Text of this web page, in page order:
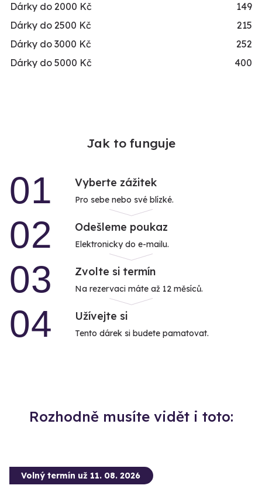
Dárky do 2000 Kč
149
Dárky do 2500 Kč
215
Dárky do 3000 Kč
252
Dárky do 5000 Kč
400
Jak to funguje
01 Vyberte zážitek
Pro sebe nebo své blízké.
02 Odešleme poukaz
Elektronicky do e-mailu.
03 Zvolte si termín
Na rezervaci máte až 12 měsíců.
04 Užívejte si
Tento dárek si budete pamatovat.
Rozhodně musíte vidět i toto:
Volný termín už 11. 08. 2026